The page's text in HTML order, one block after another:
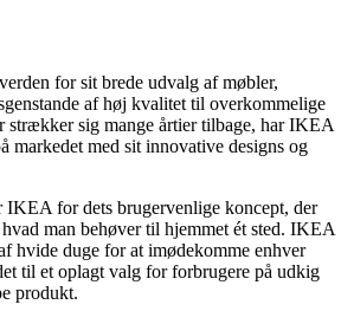
for sit brede udvalg af møbler,
af høj kvalitet til overkommelige
strækker sig mange årtier tilbage, har IKEA
markedet med sit innovative designs og
IKEA for dets brugervenlige koncept, der
man behøver til hjemmet ét sted. IKEA
hvide duge for at imødekomme enhver
til et oplagt valg for forbrugere på udkig
produkt.